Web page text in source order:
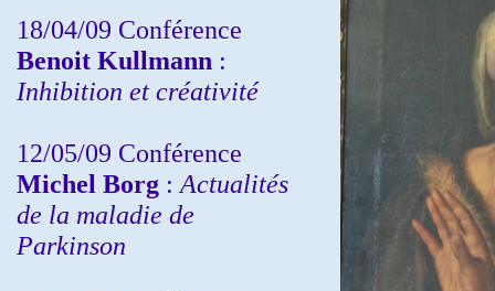
18/04/09 Conférence
Benoit Kullmann :
Inhibition et créativité
12/05/09 Conférence
Michel Borg : Actualités
de la maladie de
Parkinson